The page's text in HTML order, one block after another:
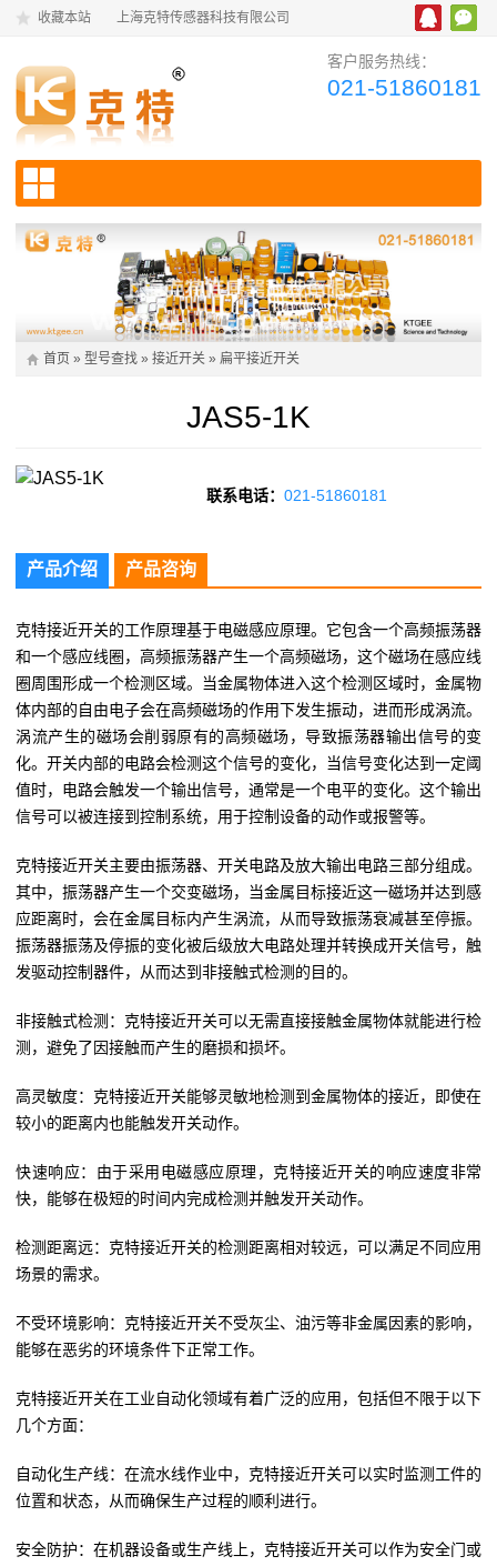
收藏本站 上海克特传感器科技有限公司
客户服务热线：
021-51860181
首页 » 型号查找 » 接近开关 » 扁平接近开关
JAS5-1K
联系电话：021-51860181
产品介绍 产品咨询
克特接近开关的工作原理基于电磁感应原理。它包含一个高频振荡器
和一个感应线圈，高频振荡器产生一个高频磁场，这个磁场在感应线
圈周围形成一个检测区域。当金属物体进入这个检测区域时，金属物
体内部的自由电子会在高频磁场的作用下发生振动，进而形成涡流。
涡流产生的磁场会削弱原有的高频磁场，导致振荡器输出信号的变
化。开关内部的电路会检测这个信号的变化，当信号变化达到一定阈
值时，电路会触发一个输出信号，通常是一个电平的变化。这个输出
信号可以被连接到控制系统，用于控制设备的动作或报警等。
克特接近开关主要由振荡器、开关电路及放大输出电路三部分组成。
其中，振荡器产生一个交变磁场，当金属目标接近这一磁场并达到感
应距离时，会在金属目标内产生涡流，从而导致振荡衰减甚至停振。
振荡器振荡及停振的变化被后级放大电路处理并转换成开关信号，触
发驱动控制器件，从而达到非接触式检测的目的。
非接触式检测：克特接近开关可以无需直接接触金属物体就能进行检
测，避免了因接触而产生的磨损和损坏。
高灵敏度：克特接近开关能够灵敏地检测到金属物体的接近，即使在
较小的距离内也能触发开关动作。
快速响应：由于采用电磁感应原理，克特接近开关的响应速度非常
快，能够在极短的时间内完成检测并触发开关动作。
检测距离远：克特接近开关的检测距离相对较远，可以满足不同应用
场景的需求。
不受环境影响：克特接近开关不受灰尘、油污等非金属因素的影响，
能够在恶劣的环境条件下正常工作。
克特接近开关在工业自动化领域有着广泛的应用，包括但不限于以下
几个方面：
自动化生产线：在流水线作业中，克特接近开关可以实时监测工件的
位置和状态，从而确保生产过程的顺利进行。
安全防护：在机器设备或生产线上，克特接近开关可以作为安全门或